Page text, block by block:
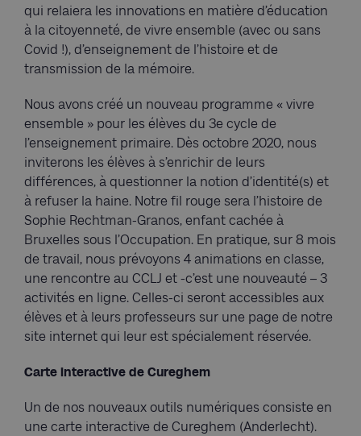
qui relaiera les innovations en matière d’éducation
à la citoyenneté, de vivre ensemble (avec ou sans
Covid !), d’enseignement de l’histoire et de
transmission de la mémoire.
Nous avons créé un nouveau programme « vivre
ensemble » pour les élèves du 3e cycle de
l’enseignement primaire. Dès octobre 2020, nous
inviterons les élèves à s’enrichir de leurs
différences, à questionner la notion d’identité(s) et
à refuser la haine. Notre fil rouge sera l’histoire de
Sophie Rechtman-Granos, enfant cachée à
Bruxelles sous l’Occupation. En pratique, sur 8 mois
de travail, nous prévoyons 4 animations en classe,
une rencontre au CCLJ et -c’est une nouveauté – 3
activités en ligne. Celles-ci seront accessibles aux
élèves et à leurs professeurs sur une page de notre
site internet qui leur est spécialement réservée.
Carte interactive de Cureghem
Un de nos nouveaux outils numériques consiste en
une carte interactive de Cureghem (Anderlecht).